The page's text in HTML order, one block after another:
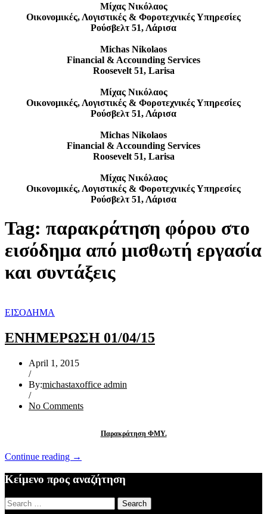
Μίχας Νικόλαος
Οικονομικές, Λογιστικές & Φοροτεχνικές Υπηρεσίες
Ρούσβελτ 51, Λάρισα
Michas Nikolaos
Financial & Accounding Services
Roosevelt 51, Larisa
Μίχας Νικόλαος
Οικονομικές, Λογιστικές & Φοροτεχνικές Υπηρεσίες
Ρούσβελτ 51, Λάρισα
Michas Nikolaos
Financial & Accounding Services
Roosevelt 51, Larisa
Μίχας Νικόλαος
Οικονομικές, Λογιστικές & Φοροτεχνικές Υπηρεσίες
Ρούσβελτ 51, Λάρισα
Tag: παρακράτηση φόρου στο
εισόδημα από μισθωτή εργασία
και συντάξεις
ΕΙΣΟΔΗΜΑ
ΕΝΗΜΕΡΩΣΗ 01/04/15
April 1, 2015
/
By:michastaxoffice admin
/
No Comments
Παρακράτηση ΦΜΥ.
Continue reading “ΕΝΗΜΕΡΩΣΗ
→
Κείμενο προς αναζήτηση
Search